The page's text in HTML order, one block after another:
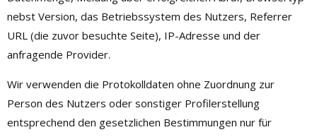
nebst Version, das Betriebssystem des Nutzers, Referrer
URL (die zuvor besuchte Seite), IP-Adresse und der
anfragende Provider.
Wir verwenden die Protokolldaten ohne Zuordnung zur
Person des Nutzers oder sonstiger Profilerstellung
entsprechend den gesetzlichen Bestimmungen nur für